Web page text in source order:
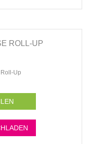
ROLL-UP